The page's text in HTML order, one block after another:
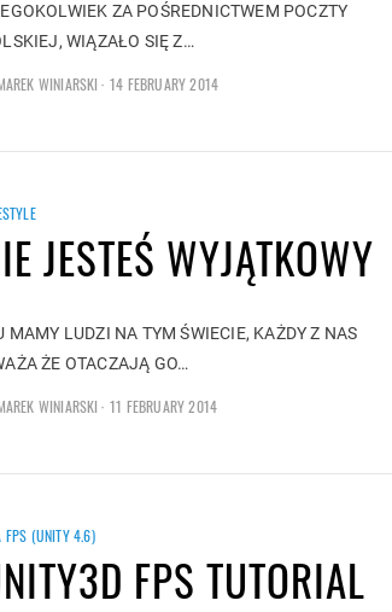
ZA POŚREDNICTWEM POCZTY
WIĄZAŁO SIĘ Z…
WINIARSKI
POSTED
14 FEBRUARY 2014
JESTEŚ WYJĄTKOWY
MAMY LUDZI NA TYM ŚWIECIE, KAŻDY Z NAS
ŻE OTACZAJĄ GO…
WINIARSKI
POSTED
11 FEBRUARY 2014
FPS (UNITY 4.6)
FPS TUTORIAL